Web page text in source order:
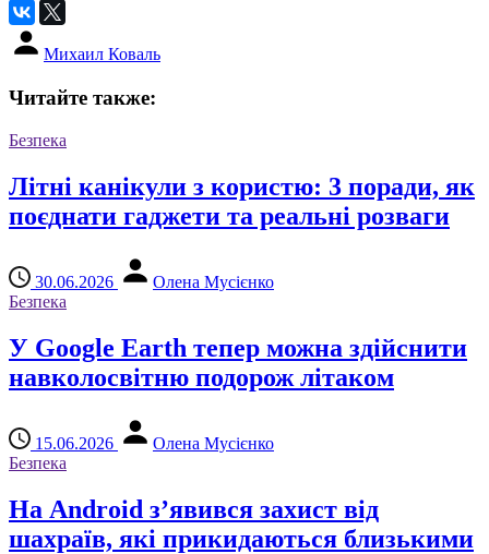
Михаил Коваль
Читайте также:
Безпека
Літні канікули з користю: 3 поради, як
поєднати гаджети та реальні розваги
30.06.2026
Олена Мусієнко
Безпека
У Google Earth тепер можна здійснити
навколосвітню подорож літаком
15.06.2026
Олена Мусієнко
Безпека
На Android з’явився захист від
шахраїв, які прикидаються близькими